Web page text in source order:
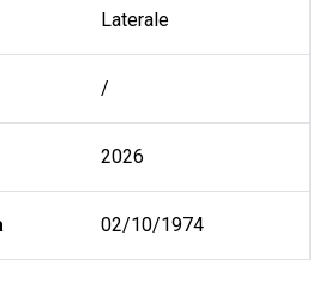
Laterale
/
2026
02/10/1974